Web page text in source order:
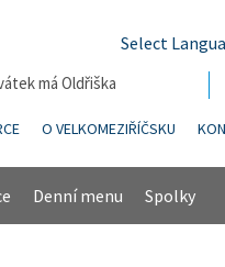
Select
má Oldřiška
O VELKOMEZIŘÍČSKU
Denní menu Spolky